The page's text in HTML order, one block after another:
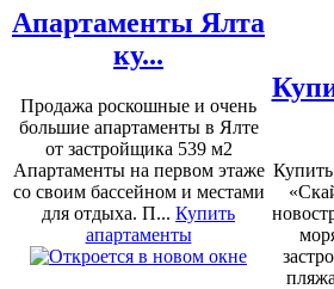
Апартаменты Ялта
ку...
Продажа роскошные и очень
большие апартаменты в Ялте
от застройщика 539 м2
Апартаменты на первом этаже
со своим бассейном и местами
для отдыха. П... Купить
апартаменты